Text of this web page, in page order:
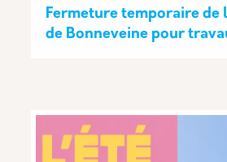
Fermeture temporaire
de Bonneveine pour